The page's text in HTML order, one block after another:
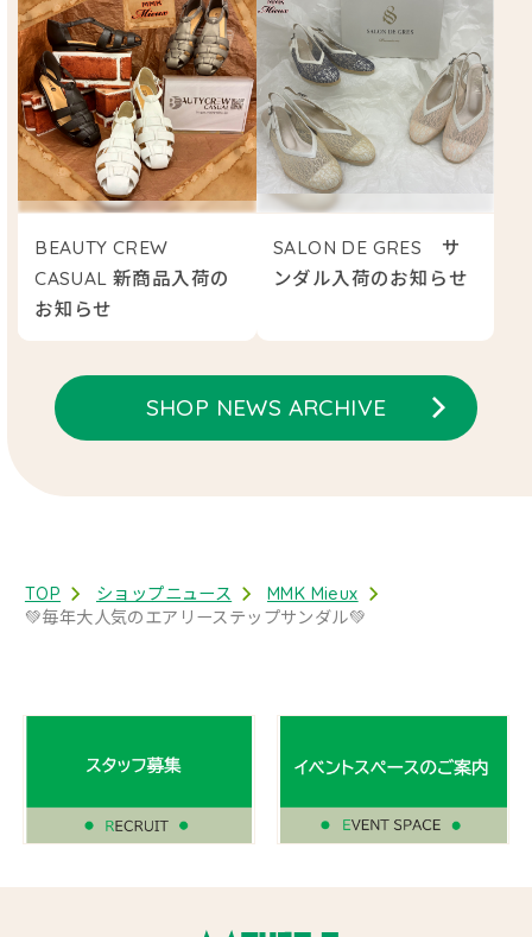
BEAUTY CREW
CASUAL 新商品入荷の
お知らせ
SALON DE GRES サ
ンダル入荷のお知らせ
SHOP NEWS ARCHIVE
TOP ショップニュース
MMK Mieux
💚毎年大人気のエアリーステップサンダル💚